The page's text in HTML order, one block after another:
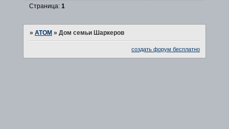
Страница: 1
» ATOM » Дом семьи Шаркеров
создать форум бесплатно